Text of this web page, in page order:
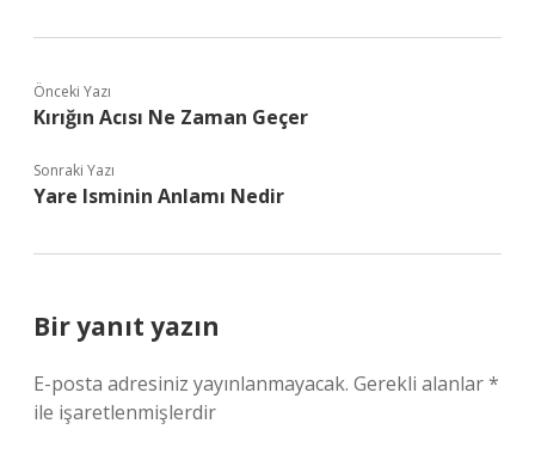
Önceki Yazı
Kırığın Acısı Ne Zaman Geçer
Sonraki Yazı
Yare Isminin Anlamı Nedir
Bir yanıt yazın
E-posta adresiniz yayınlanmayacak. Gerekli alanlar*
ile işaretlenmişlerdir